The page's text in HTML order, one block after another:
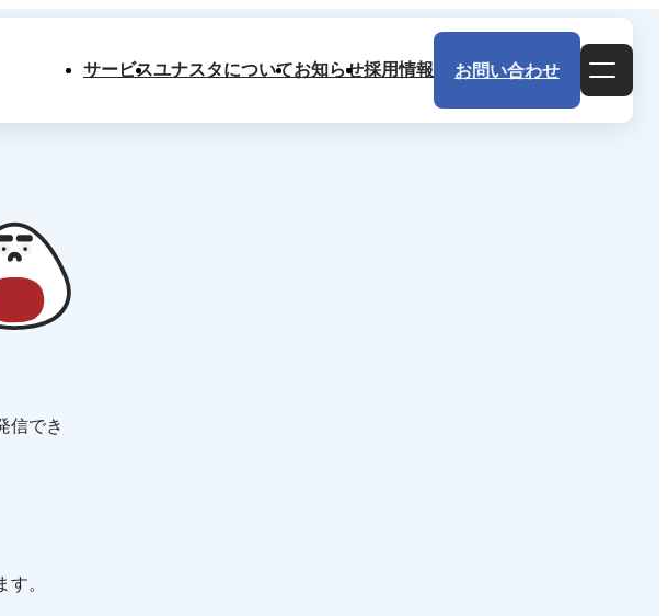
サービスユナスタについてお知らせ採用情報 お問い合わせ
信でき
。